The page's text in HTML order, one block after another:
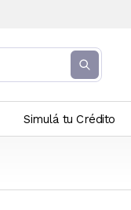
Simulá tu Crédito